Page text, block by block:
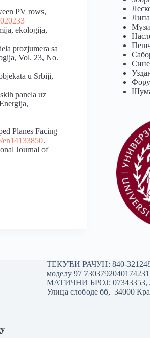
PV rows,
ekologija,
prozjumera sa
Vol. 23, No.
u Srbiji,
panela uz
Planes Facing
en14133850.
Journal of
ТЕКУЋИ РАЧУН: 840-
моделу 97
МАТИЧНИ БРОЈ: 07343353,
Улица слободе бб, 34000